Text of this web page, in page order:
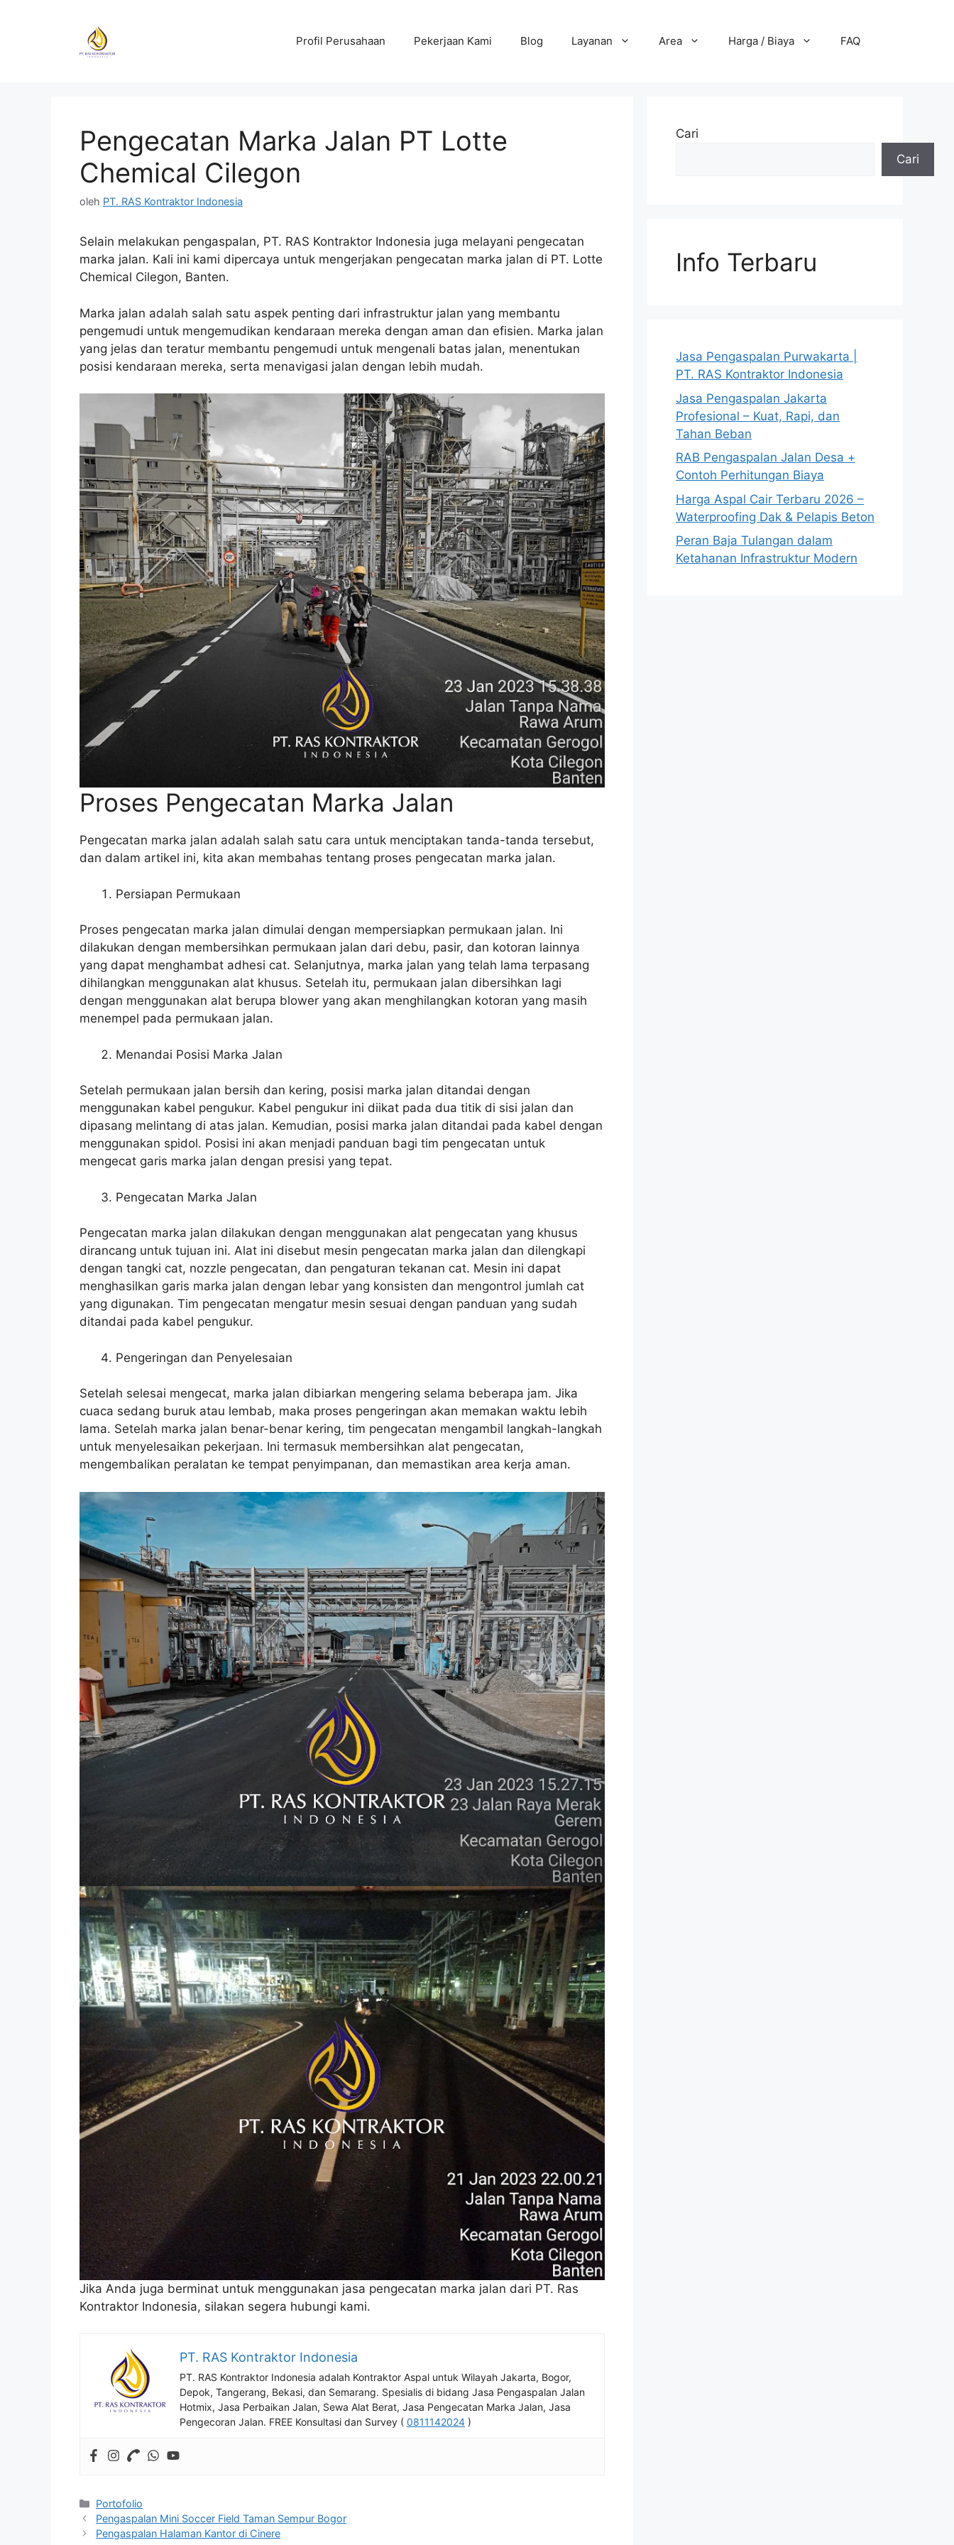
Profil Perusahaan Pekerjaan Kami Blog Layanan Area Harga / Biaya FAQ
Pengecatan Marka Jalan PT Lotte
Chemical Cilegon
oleh PT. RAS Kontraktor Indonesia
Selain melakukan pengaspalan, PT. RAS Kontraktor Indonesia juga melayani pengecatan
marka jalan. Kali ini kami dipercaya untuk mengerjakan pengecatan marka jalan di PT. Lotte
Chemical Cilegon, Banten.
Marka jalan adalah salah satu aspek penting dari infrastruktur jalan yang membantu
pengemudi untuk mengemudikan kendaraan mereka dengan aman dan efisien. Marka jalan
yang jelas dan teratur membantu pengemudi untuk mengenali batas jalan, menentukan
posisi kendaraan mereka, serta menavigasi jalan dengan lebih mudah.
Proses Pengecatan Marka Jalan
Pengecatan marka jalan adalah salah satu cara untuk menciptakan tanda-tanda tersebut,
dan dalam artikel ini, kita akan membahas tentang proses pengecatan marka jalan.
Persiapan Permukaan
Proses pengecatan marka jalan dimulai dengan mempersiapkan permukaan jalan. Ini
dilakukan dengan membersihkan permukaan jalan dari debu, pasir, dan kotoran lainnya
yang dapat menghambat adhesi cat. Selanjutnya, marka jalan yang telah lama terpasang
dihilangkan menggunakan alat khusus. Setelah itu, permukaan jalan dibersihkan lagi
dengan menggunakan alat berupa blower yang akan menghilangkan kotoran yang masih
menempel pada permukaan jalan.
Menandai Posisi Marka Jalan
Setelah permukaan jalan bersih dan kering, posisi marka jalan ditandai dengan
menggunakan kabel pengukur. Kabel pengukur ini diikat pada dua titik di sisi jalan dan
dipasang melintang di atas jalan. Kemudian, posisi marka jalan ditandai pada kabel dengan
menggunakan spidol. Posisi ini akan menjadi panduan bagi tim pengecatan untuk
mengecat garis marka jalan dengan presisi yang tepat.
Pengecatan Marka Jalan
Pengecatan marka jalan dilakukan dengan menggunakan alat pengecatan yang khusus
dirancang untuk tujuan ini. Alat ini disebut mesin pengecatan marka jalan dan dilengkapi
dengan tangki cat, nozzle pengecatan, dan pengaturan tekanan cat. Mesin ini dapat
menghasilkan garis marka jalan dengan lebar yang konsisten dan mengontrol jumlah cat
yang digunakan. Tim pengecatan mengatur mesin sesuai dengan panduan yang sudah
ditandai pada kabel pengukur.
Pengeringan dan Penyelesaian
Setelah selesai mengecat, marka jalan dibiarkan mengering selama beberapa jam. Jika
cuaca sedang buruk atau lembab, maka proses pengeringan akan memakan waktu lebih
lama. Setelah marka jalan benar-benar kering, tim pengecatan mengambil langkah-langkah
untuk menyelesaikan pekerjaan. Ini termasuk membersihkan alat pengecatan,
mengembalikan peralatan ke tempat penyimpanan, dan memastikan area kerja aman.
Jika Anda juga berminat untuk menggunakan jasa pengecatan marka jalan dari PT. Ras
Kontraktor Indonesia, silakan segera hubungi kami.
PT. RAS Kontraktor Indonesia
PT. RAS Kontraktor Indonesia adalah Kontraktor Aspal untuk Wilayah Jakarta, Bogor,
Depok, Tangerang, Bekasi, dan Semarang. Spesialis di bidang Jasa Pengaspalan Jalan
Hotmix, Jasa Perbaikan Jalan, Sewa Alat Berat, Jasa Pengecatan Marka Jalan, Jasa
Pengecoran Jalan. FREE Konsultasi dan Survey ( 0811142024 )
Kategori
Portofolio
Pengaspalan Mini Soccer Field Taman Sempur Bogor
Pengaspalan Halaman Kantor di Cinere
Cari
Cari
Info Terbaru
Jasa Pengaspalan Purwakarta |
PT. RAS Kontraktor Indonesia
Jasa Pengaspalan Jakarta
Profesional – Kuat, Rapi, dan
Tahan Beban
RAB Pengaspalan Jalan Desa +
Contoh Perhitungan Biaya
Harga Aspal Cair Terbaru 2026 –
Waterproofing Dak & Pelapis Beton
Peran Baja Tulangan dalam
Ketahanan Infrastruktur Modern